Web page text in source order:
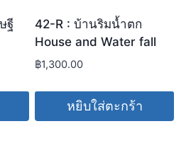
ฐี
42-R : บ้านริมน้ำตก
House and Water fall
฿1,300.00
หยิบใส่ตะกร้า